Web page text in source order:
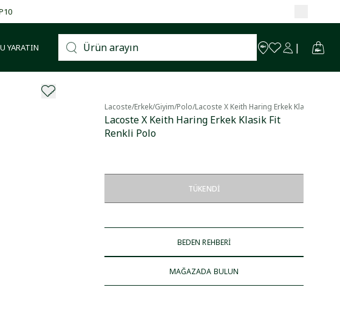
4 taksit!
YARATIN
Lacoste/Erkek/Giyim/Polo/Lacoste X Keith Haring Erkek Klasik Fit
Lacoste X Keith Haring Erkek Klasik Fit
Renkli Polo
TÜKENDI
BEDEN REHBERİ
MAĞAZADA BULUN